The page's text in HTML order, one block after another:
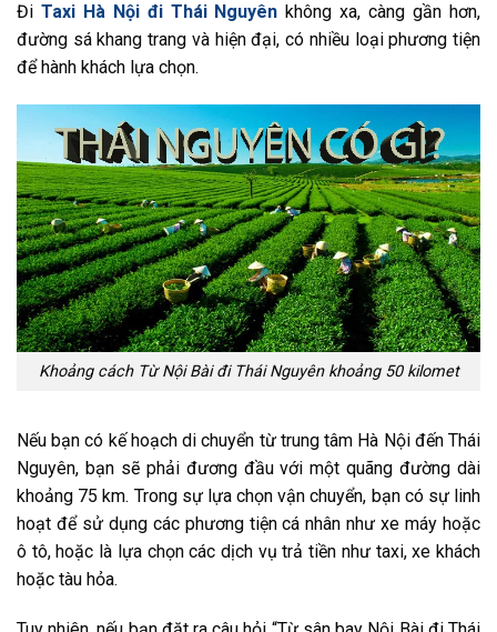
Đi Taxi Hà Nội đi Thái Nguyên không xa,càng gần hơn,
đường sá khang trang và hiện đại, có nhiều loại phương tiện
để hành khách lựa chọn.
Khoảng cách Từ Nội Bài đi Thái Nguyên khoảng 50 kilomet
Nếu bạn có kế hoạch di chuyển từ trung tâm Hà Nội đến Thái
Nguyên, bạn sẽ phải đương đầu với một quãng đường dài
khoảng 75 km. Trong sự lựa chọn vận chuyển, bạn có sự linh
hoạt để sử dụng các phương tiện cá nhân như xe máy hoặc
ô tô, hoặc là lựa chọn các dịch vụ trả tiền như taxi, xe khách
hoặc tàu hỏa.